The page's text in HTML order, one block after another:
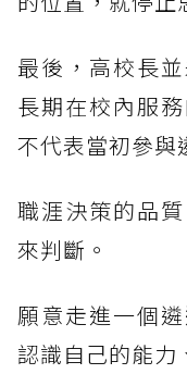
最後，高校長
長期在校內服
不代表當初參與
職涯決策的品
來判斷。
願意走進一個
認識自己的能力